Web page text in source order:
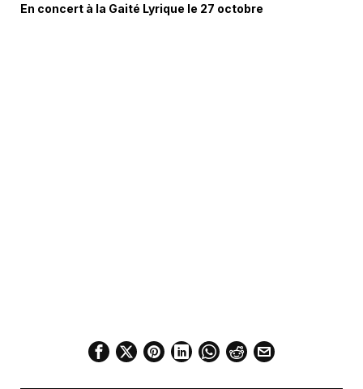
En concert à la Gaité Lyrique le 27 octobre